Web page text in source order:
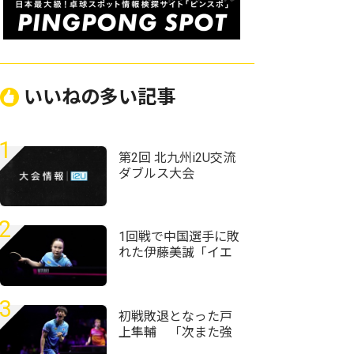
いいねの多い記事
第2回 北九州i2U交流
ダブルス大会
1回戦で中国選手に敗
れた伊藤美誠「イエ
チャンピオンズ横浜
2026＞
初戦敗退となった戸
上隼輔 「次また強